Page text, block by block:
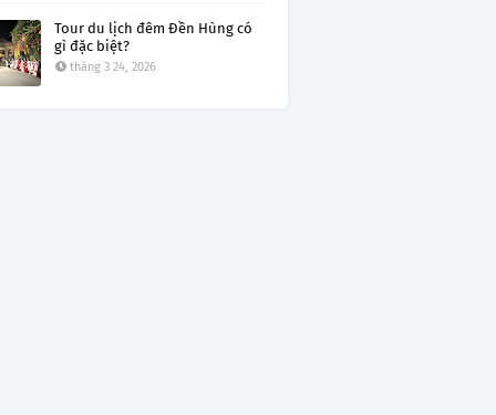
Tour du lịch đêm Đền Hùng có
gì đặc biệt?
tháng 3 24, 2026